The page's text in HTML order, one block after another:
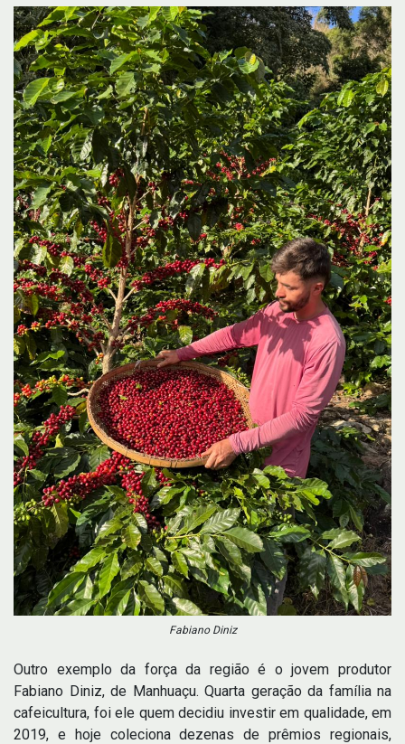
Fabiano Diniz
Outro exemplo da força da região é o jovem produtor
Fabiano Diniz, de Manhuaçu. Quarta geração da família na
cafeicultura, foi ele quem decidiu investir em qualidade, em
2019, e hoje coleciona dezenas de prêmios regionais,